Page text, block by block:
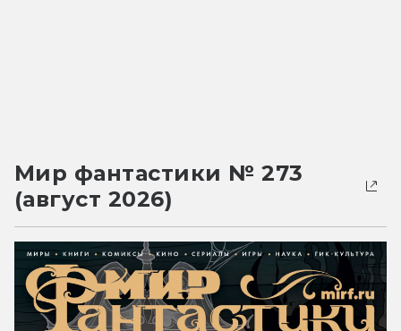
Мир фантастики № 273
(август 2026)